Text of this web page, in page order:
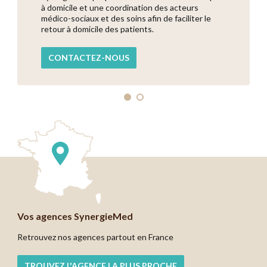
à domicile et une coordination des acteurs
médico-sociaux et des soins afin de faciliter le
retour à domicile des patients.
CONTACTEZ-NOUS
songez?
Vous êtes sensible au secteur de la santé ?
Pensez à rejoindre le réseau SynergieMed !
Vos agences SynergieMed
Retrouvez nos agences partout en France